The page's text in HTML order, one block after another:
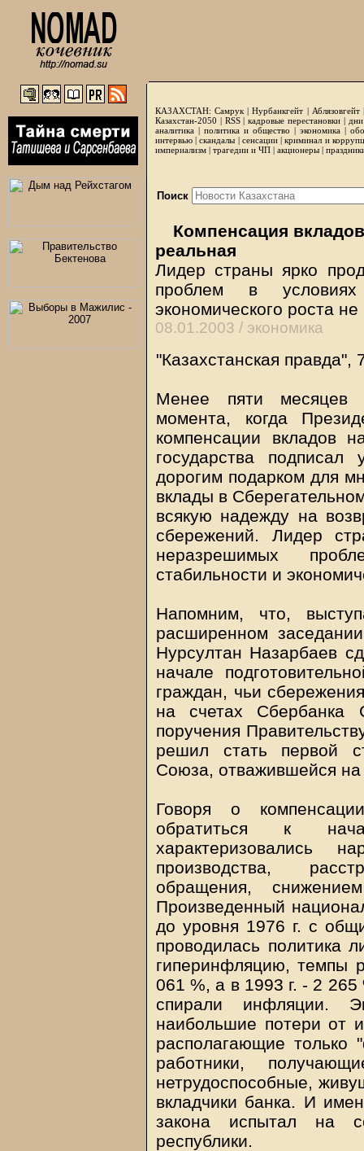
КАЗАХСТАН: Самрук |Нурбанкгейт | Аблязовгейт
Казахстан-2050 | RSS|кадровые перестановки|
аналитика | политика и общество | экономика |
интервью |скандалы | сенсации|криминал и
империализм | трагедии и ЧП | акционеры |
Поиск
Компенсация
реальная
Лидер страны ярко
проблем в условиях
экономического роста
08.01.2003 / экономика
"Казахстанская правда",
Менее пяти месяцев
момента, когда
компенсации вкладов
государства
дорогим подарком для
вклады в
всякую надежду на
сбережений. Лидер
неразрешимых
стабильности и
Напомним, что,
расширенном
Нурсултан Назарбаев
начале
граждан, чьи
на счетах Сбербанка
поручения
решил стать первой
Союза, отважившейся на
Говоря о
обратиться к
характеризовались
производства,
обращения,
Произведенный
до уровня 1976 г. с
проводилась политика
гиперинфляцию, темпы
061 %, а в 1993 г. - 2
спирали инфляции.
наибольшие потери от
располагающие только
работники,
нетрудоспособные,
вкладчики банка. И
закона испытал на
республики.